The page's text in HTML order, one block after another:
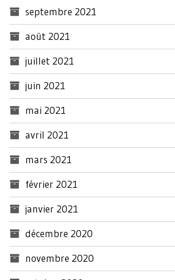
septembre 2021
août 2021
juillet 2021
juin 2021
mai 2021
avril 2021
mars 2021
février 2021
janvier 2021
décembre 2020
novembre 2020